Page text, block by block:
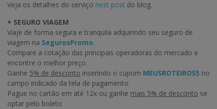
Veja os detalhes do serviço nest post do blog.
+ SEGURO VIAGEM
Viaje de forma segura e tranquila adquirindo seu seguro de
viagem na SegurosPromo.
Compare a cotação das principais operadoras do mercado e
encontre o melhor preço.
Ganhe 5% de desconto inserindo o cupom MEUSROTEIROS5 no
campo indicado da tela de pagamento.
Pague no cartão em até 12x ou ganhe mais 5% de desconto se
optar pelo boleto